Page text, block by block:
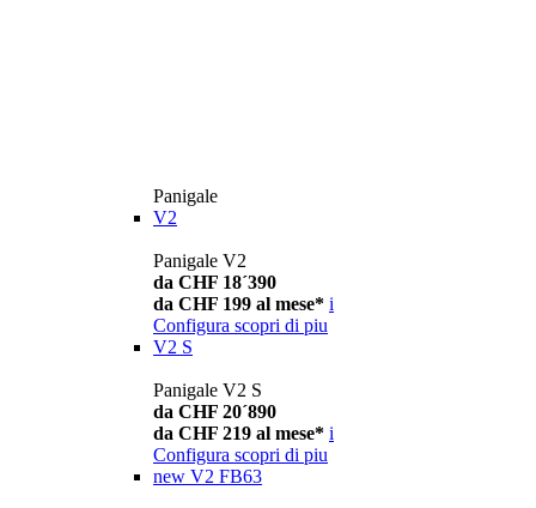
Panigale
V2
Panigale V2
da CHF 18´390
da CHF 199 al mese* i
Configura scopri di piu
V2 S
Panigale V2 S
da CHF 20´890
da CHF 219 al mese* i
Configura scopri di piu
new V2 FB63